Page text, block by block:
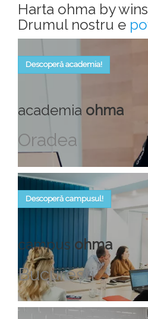
Harta ohma by
Drumul nostru e
Descoperă academia!
academia ohma
Oradea
Descoperă campusul!
campus ohma
Bucureşti